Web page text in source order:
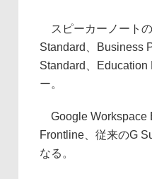
スピーカーノート
Standard、Business
Standard、
ー。
Google Workspace
Frontline、従来のG
なる。